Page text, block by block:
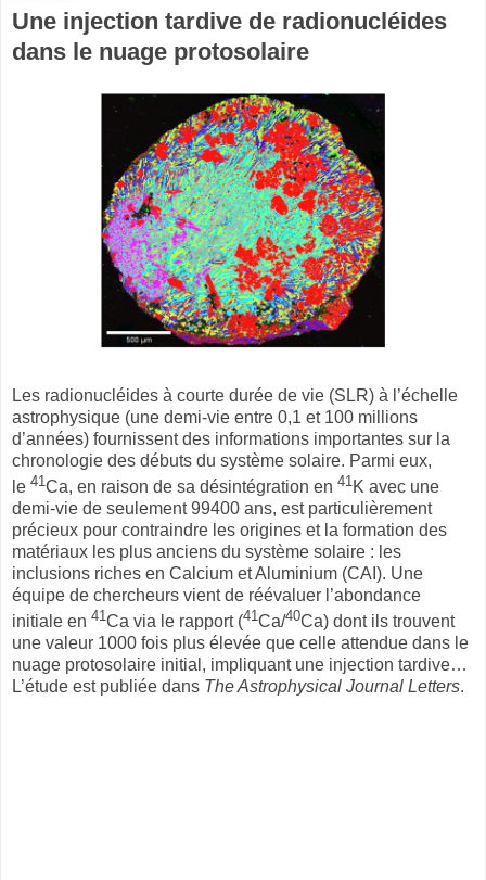
Une injection tardive de radionucléides
dans le nuage protosolaire
Les radionucléides à courte durée de vie (SLR) à l’échelle
astrophysique (une demi-vie entre 0,1 et 100 millions
d’années) fournissent des informations importantes sur la
chronologie des débuts du système solaire. Parmi eux,
le 41 Ca, en raison de sa désintégration en 41 K avec une
demi-vie de seulement 99400 ans, est particulièrement
précieux pour contraindre les origines et la formation des
matériaux les plus anciens du système solaire : les
inclusions riches en Calcium et Aluminium (CAI). Une
équipe de chercheurs vient de réévaluer l’abondance
initiale en 41Ca via le rapport (41Ca/40Ca) dont ils trouvent
une valeur 1000 fois plus élevée que celle attendue dans le
nuage protosolaire initial, impliquant une injection tardive…
L’étude est publiée dans The Astrophysical Journal Letters.